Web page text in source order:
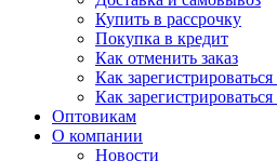
Купить в рассрочку
Покупка в кредит
Как отменить заказ
Как
Как
Оптовикам
О компании
Новости